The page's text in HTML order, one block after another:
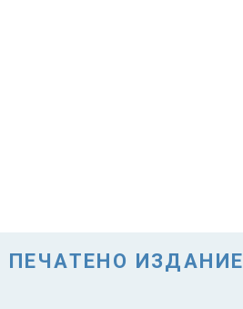
ПЕЧАТЕНО ИЗДАНИЕ